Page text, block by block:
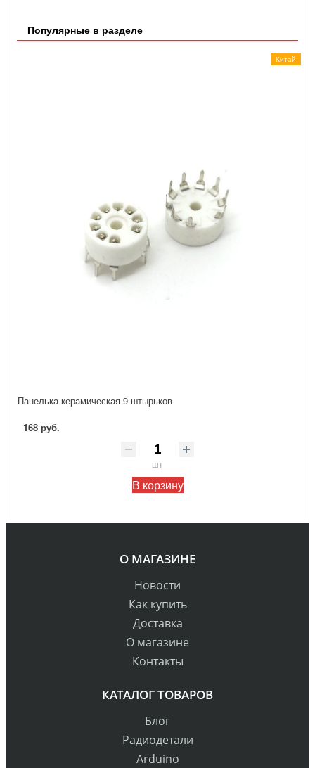
Популярные в разделе
Китай
Панелька керамическая 9 штырьков
168 руб.
шт
В корзину
О МАГАЗИНЕ
Новости
Как купить
Доставка
О магазине
Контакты
КАТАЛОГ ТОВАРОВ
Блог
Радиодетали
Arduino